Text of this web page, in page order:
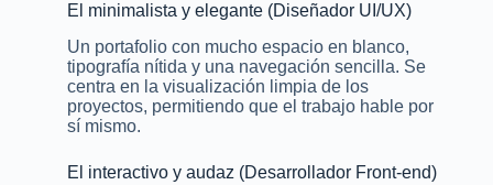
El minimalista y elegante (Diseñador UI/UX)
Un portafolio con mucho espacio en blanco,
tipografía nítida y una navegación sencilla. Se
centra en la visualización limpia de los
proyectos, permitiendo que el trabajo hable por
sí mismo.
El interactivo y audaz (Desarrollador Front-end)